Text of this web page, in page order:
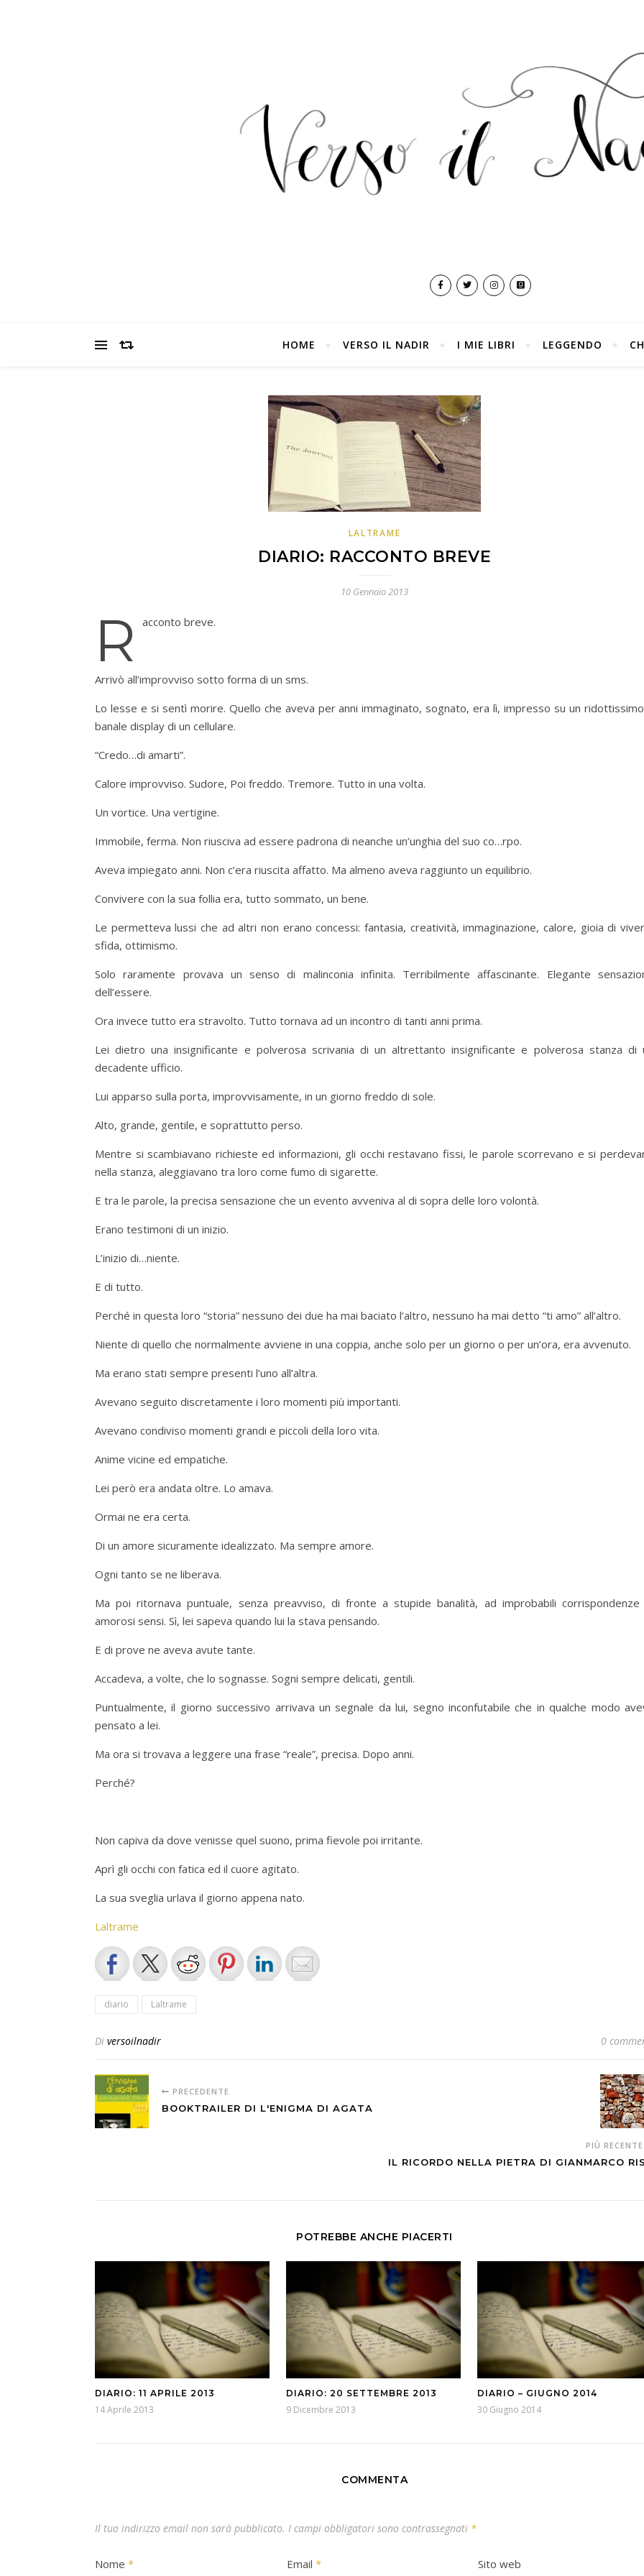
HOME VERSO IL NADIR I MIE LIBRI LEGGENDO
LALTRAME
DIARIO: RACCONTO BREVE
10 Gennaio 2013
R acconto breve.
Arrivò all’improvviso sotto forma di un sms.
Lo lesse e si sentì morire. Quello che aveva per anni immaginato, sognato, era lì, impresso su un
banale display di un cellulare.
“Credo…di amarti”.
Calore improvviso. Sudore, Poi freddo. Tremore. Tutto in una volta.
Un vortice. Una vertigine.
Immobile, ferma. Non riusciva ad essere padrona di neanche un’unghia del suo co…rpo.
Aveva impiegato anni. Non c’era riuscita affatto. Ma almeno aveva raggiunto un equilibrio.
Convivere con la sua follia era, tutto sommato, un bene.
Le permetteva lussi che ad altri non erano concessi: fantasia, creatività, immaginazione, calore, gioia di
sfida, ottimismo.
Solo raramente provava un senso di malinconia infinita. Terribilmente affascinante. Elegante
dell’essere.
Ora invece tutto era stravolto. Tutto tornava ad un incontro di tanti anni prima.
Lei dietro una insignificante e polverosa scrivania di un altrettanto insignificante e polverosa stanza di
decadente ufficio.
Lui apparso sulla porta, improvvisamente, in un giorno freddo di sole.
Alto, grande, gentile, e soprattutto perso.
Mentre si scambiavano richieste ed informazioni, gli occhi restavano fissi, le parole scorrevano e si
nella stanza, aleggiavano tra loro come fumo di sigarette.
E tra le parole, la precisa sensazione che un evento avveniva al di sopra delle loro volontà.
Erano testimoni di un inizio.
L’inizio di…niente.
E di tutto.
Perché in questa loro “storia” nessuno dei due ha mai baciato l’altro, nessuno ha mai detto “ti amo” all’altro.
Niente di quello che normalmente avviene in una coppia, anche solo per un giorno o per un’ora, era avvenuto.
Ma erano stati sempre presenti l’uno all’altra.
Avevano seguito discretamente i loro momenti più importanti.
Avevano condiviso momenti grandi e piccoli della loro vita.
Anime vicine ed empatiche.
Lei però era andata oltre. Lo amava.
Ormai ne era certa.
Di un amore sicuramente idealizzato. Ma sempre amore.
Ogni tanto se ne liberava.
Ma poi ritornava puntuale, senza preavviso, di fronte a stupide banalità, ad improbabili corrispondenze
amorosi sensi. Sì, lei sapeva quando lui la stava pensando.
E di prove ne aveva avute tante.
Accadeva, a volte, che lo sognasse. Sogni sempre delicati, gentili.
Puntualmente, il giorno successivo arrivava un segnale da lui, segno inconfutabile che in qualche modo
pensato a lei.
Ma ora si trovava a leggere una frase “reale”, precisa. Dopo anni.
Perché?
Non capiva da dove venisse quel suono, prima fievole poi irritante.
Aprì gli occhi con fatica ed il cuore agitato.
La sua sveglia urlava il giorno appena nato.
Laltrame
diario Laltrame
Di versoilnadir 0
PRECEDENTE
BOOKTRAILER DI L'ENIGMA DI AGATA
PIÙ
IL RICORDO NELLA PIETRA DI GIANMARCO
POTREBBE ANCHE PIACERTI
DIARIO: 11 APRILE 2013
14 Aprile 2013
DIARIO: 20 SETTEMBRE 2013
9 Dicembre 2013
DIARIO – GIUGNO 2014
30 Giugno 2014
COMMENTA
Il tuo indirizzo email non sarà pubblicato. I campi obbligatori sono contrassegnati *
Nome * Email * Sito web